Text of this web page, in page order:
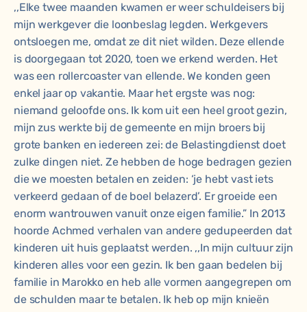
,,Elke twee maanden kwamen er weer schuldeisers bij
mijn werkgever die loonbeslag legden. Werkgevers
ontsloegen me, omdat ze dit niet wilden. Deze ellende
is doorgegaan tot 2020, toen we erkend werden. Het
was een rollercoaster van ellende. We konden geen
enkel jaar op vakantie. Maar het ergste was nog:
niemand geloofde ons. Ik kom uit een heel groot gezin,
mijn zus werkte bij de gemeente en mijn broers bij
grote banken en iedereen zei: de Belastingdienst doet
zulke dingen niet. Ze hebben de hoge bedragen gezien
die we moesten betalen en zeiden: ‘je hebt vast iets
verkeerd gedaan of de boel belazerd’. Er groeide een
enorm wantrouwen vanuit onze eigen familie.” In 2013
hoorde Achmed verhalen van andere gedupeerden dat
kinderen uit huis geplaatst werden. ,,In mijn cultuur zijn
kinderen alles voor een gezin. Ik ben gaan bedelen bij
familie in Marokko en heb alle vormen aangegrepen om
de schulden maar te betalen. Ik heb op mijn knieën